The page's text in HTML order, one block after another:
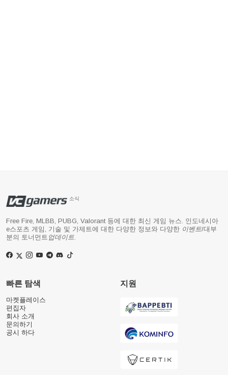
소식
Free Fire, MLBB, PUBG, Valorant 등에 대한 최신 게임 뉴스. 인도네시아
e스포츠 게임, 기술 및 가제트에 대한 다양한 정보와 다양한 이벤트/대부
분의 토너먼트 업데이트
빠른 탐색
마켓플레이스
편집자
회사 소개
문의하기
공시 하다
지원